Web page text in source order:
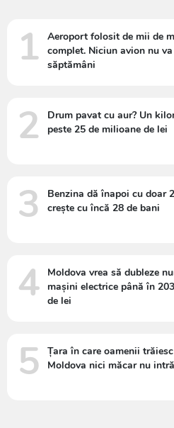
1
Aeroport folosit de mii de
complet. Niciun avion nu
săptămâni
2
Drum pavat cu aur? Un
peste 25 de milioane de lei
3
Benzina dă înapoi cu doar
crește cu încă 28 de bani
4
Moldova vrea să dubleze
mașini electrice până în
de lei
5
Țara în care oamenii
Moldova nici măcar nu